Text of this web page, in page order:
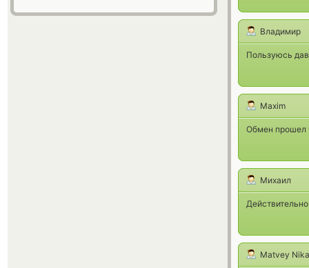
Владимир
Пользуюсь
Maxim
Обмен прошел
Михаил
Matvey